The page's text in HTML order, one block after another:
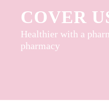
COVER
Healthier with a
pharmacy